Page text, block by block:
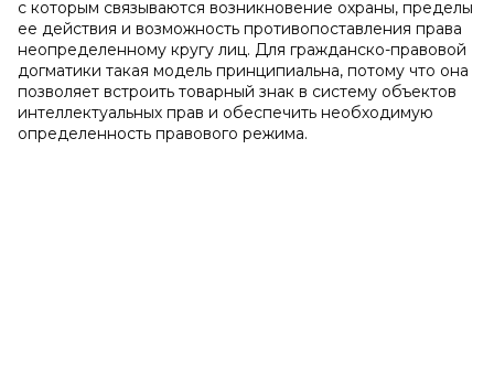
с которым связываются возникновение охраны, пределы
ее действия и возможность противопоставления права
неопределенному кругу лиц. Для гражданско-правовой
догматики такая модель принципиальна, потому что она
позволяет встроить товарный знак в систему объектов
интеллектуальных прав и обеспечить необходимую
определенность правового режима.